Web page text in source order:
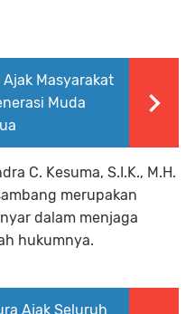
Masyarakat
Muda
C. Kesuma, S.I.K., M.H.
merupakan
dalam menjaga
hukumnya.
Ajak Seluruh